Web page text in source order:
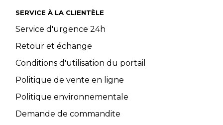
SERVICE À LA CLIENTÈLE
Service d'urgence 24h
Retour et échange
Conditions d'utilisation du portail
Politique de vente en ligne
Politique environnementale
Demande de commandite